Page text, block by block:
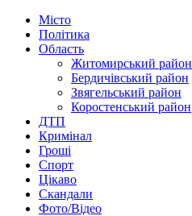
Місто
Політика
Область
Житомирський район
Бердичівський район
Звягельський район
Коростенський район
ДТП
Кримінал
Гроші
Спорт
Цікаво
Скандали
Фото/Відео